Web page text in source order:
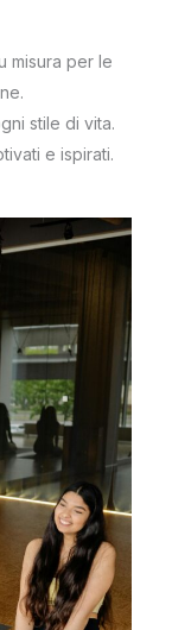
misura per le
stile di vita.
e ispirati.